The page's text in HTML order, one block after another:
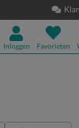
Inloggen Favorieten